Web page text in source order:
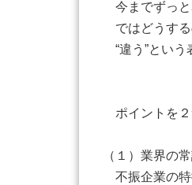
今までずっと
ではどうす
“違う”という
ポイントを２
（１）業界の
不振企業の特